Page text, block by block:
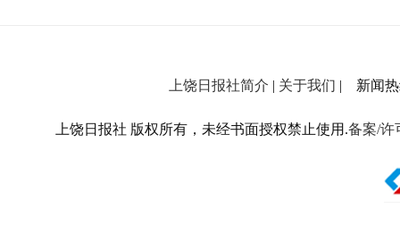
上饶日报社简介 | 关于我们 | 新闻热
上饶日报社 版权所有，未经书面授权禁止使用.备案/许